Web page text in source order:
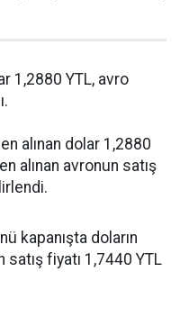
1,2880 YTL, avro
alınan dolar 1,2880
alınan avronun satış
kapanışta doların
satış fiyatı 1,7440 YTL